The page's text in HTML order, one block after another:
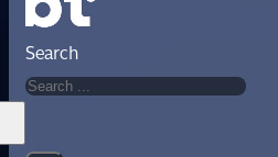
Search